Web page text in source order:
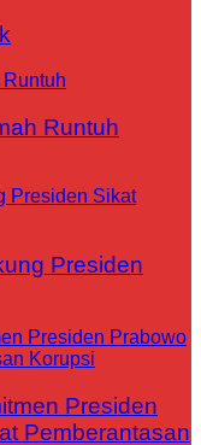
Runtuh
Presiden
Presiden
Pemberantasan